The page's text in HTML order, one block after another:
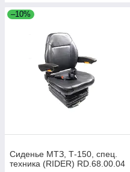
–10%
Сиденье МТЗ, Т-150, спец.
техника (RIDER) RD.68.00.04